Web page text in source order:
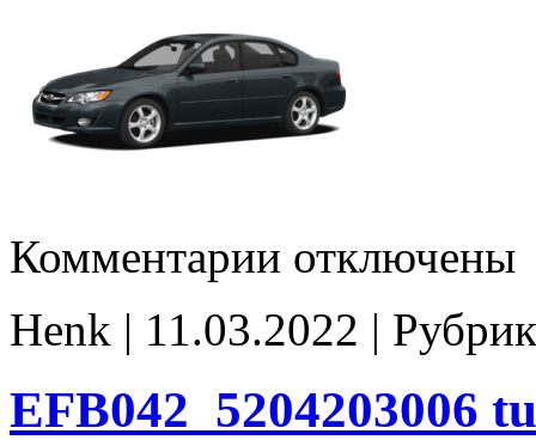
Комментарии записи
E2
отключены
Henk | 11.03.2022 |
EFB042_5204203006